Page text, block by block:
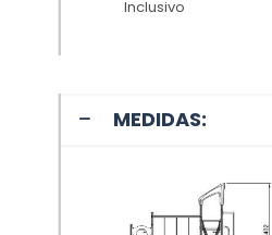
Inclusivo
MEDIDAS: